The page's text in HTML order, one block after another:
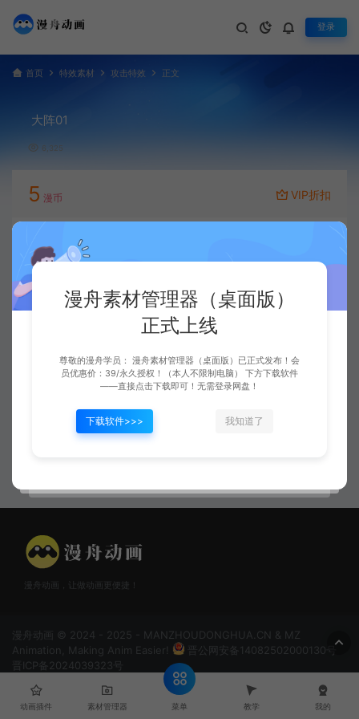
登录
首页 特效素材 攻击特效 正文
大阵01
6,325
5 漫币 VIP折扣
立即下载
漫舟动画，让做动画更便捷！
漫舟动画 © 2024 - 2025 - MANZHOUDONGHUA.CN & MZ
Animation, Making Anim Easier!
晋公网安备14082502000130号
晋ICP备2024039323号
动画插件 素材管理器 菜单 教学 我的
漫舟素材管理器（桌面版）
正式上线
尊敬的漫舟学员： 漫舟素材管理器（桌面版）已正式发布！会
员优惠价：39/永久授权！（本人不限制电脑） 下方下载软件
——直接点击下载即可！无需登录网盘！
下载软件>>> 我知道了